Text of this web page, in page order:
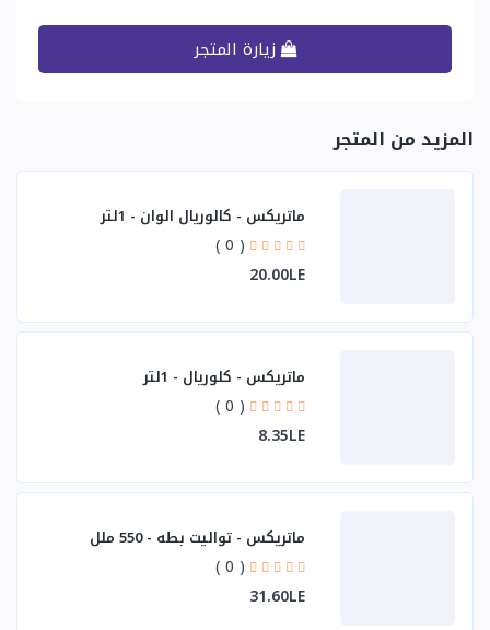
زيارة المتجر
المزيد من المتجر
ماتريكس - كالوريال الوان - 1لتر
( 0 )
20.00LE
ماتريكس - كلوريال - 1لتر
( 0 )
8.35LE
ماتريكس - تواليت بطه - 550 ملل
( 0 )
31.60LE